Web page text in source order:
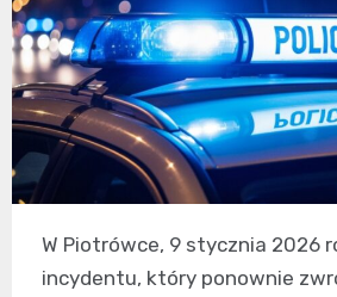
W Piotrówce, 9 stycznia 2026
incydentu, który ponownie